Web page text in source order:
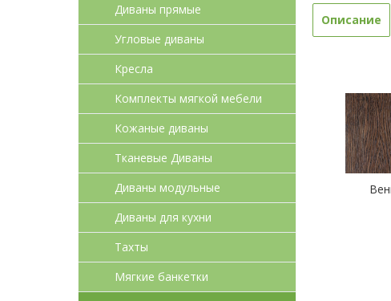
Диваны прямые
Угловые диваны
Кресла
Комплекты мягкой мебели
Кожаные диваны
Тканевые Диваны
Диваны модульные
Диваны для кухни
Тахты
Мягкие банкетки
Описание